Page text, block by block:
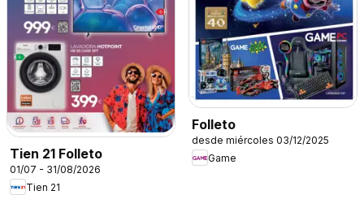
Tien 21 Folleto
01/07 - 31/08/2026
Tien 21
Folleto
desde miércoles 03/12/2025
Game